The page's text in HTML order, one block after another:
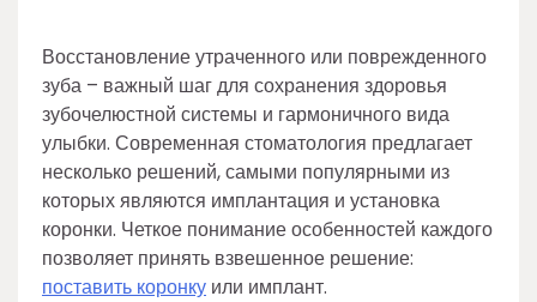
Восстановление утраченного или поврежденного
зуба – важный шаг для сохранения здоровья
зубочелюстной системы и гармоничного вида
улыбки. Современная стоматология предлагает
несколько решений, самыми популярными из
которых являются имплантация и установка
коронки. Четкое понимание особенностей каждого
позволяет принять взвешенное решение:
поставить коронку или имплант.